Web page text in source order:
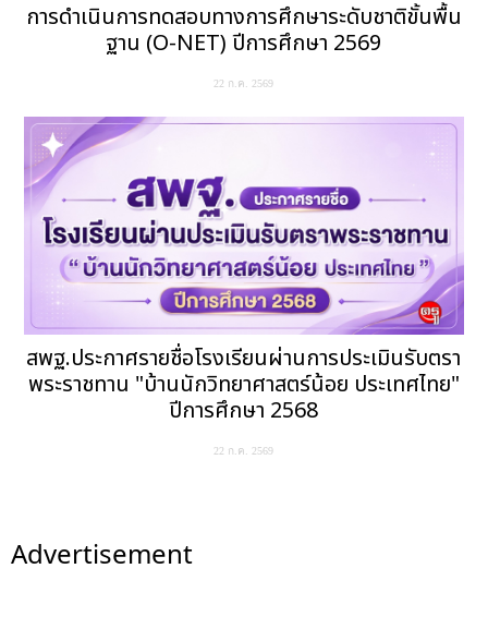
การดำเนินการทดสอบทางการศึกษาระดับชาติขั้นพื้น
ฐาน (O-NET) ปีการศึกษา 2569
22 ก.ค. 2569
สพฐ.ประกาศรายชื่อโรงเรียนผ่านการประเมินรับตรา
พระราชทาน "บ้านนักวิทยาศาสตร์น้อย ประเทศไทย"
ปีการศึกษา 2568
22 ก.ค. 2569
Advertisement